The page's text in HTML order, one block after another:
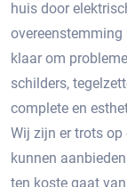
huis door
overeenstemming
klaar om
schilders,
complete en
Wij zijn er trots op
kunnen
ten koste gaat